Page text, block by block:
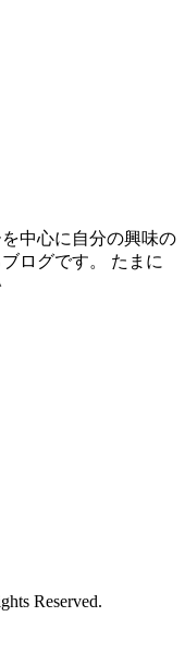
中心に自分の興味の
ログです。 たまに
Reserved.